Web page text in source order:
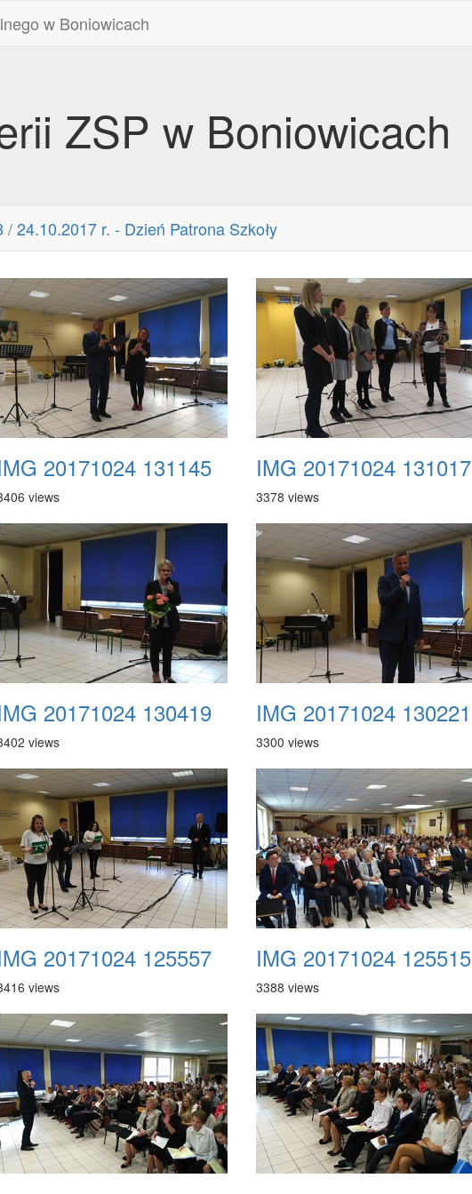
w Boniowicach
ZSP w Boniowicach
/24.10.2017 r. - Dzień Patrona Szkoły
20171024 131145
views
IMG 20171024 131017
3378 views
20171024 130419
views
IMG 20171024 130221
3300 views
20171024 125557
views
IMG 20171024 125515
3388 views